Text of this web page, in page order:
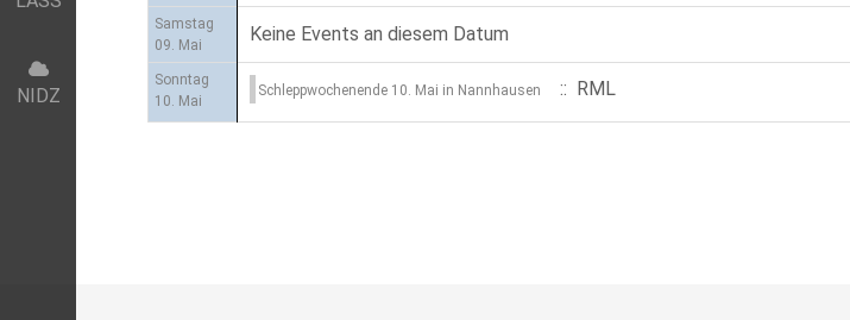
Samstag
09. Mai
Keine Events an diesem Datum
Sonntag
10. Mai
Schleppwochenende 10. Mai in Nannhausen :: RML
NIDZ